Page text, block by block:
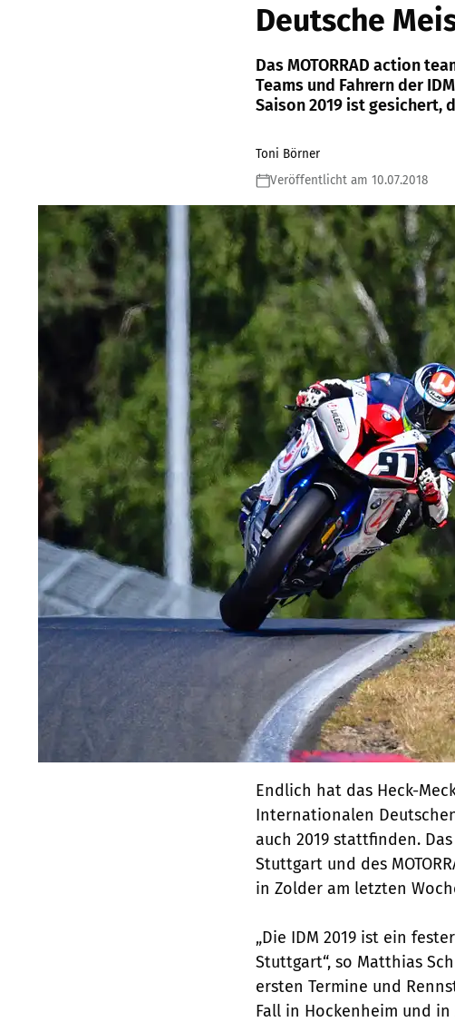
Deutsche
Das MOTORRAD action
Teams und Fahrern der
Saison 2019 ist gesichert,
Toni Börner
Veröffentlicht am 10.07.2018
Endlich hat das Heck-
Internationalen
auch 2019 stattfinden.
Stuttgart und des
in Zolder am letzten
„Die IDM 2019 ist ein
Stuttgart“, so Matthias
ersten Termine und
Fall in Hockenheim und in